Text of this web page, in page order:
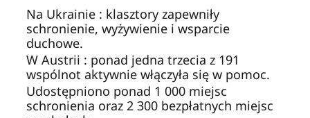
Na Ukrainie : klasztory zapewniły
schronienie, wyżywienie i wsparcie
duchowe.
W Austrii : ponad jedna trzecia z 191
wspólnot aktywnie włączyła się w pomoc.
Udostępniono ponad 1 000 miejsc
schronienia oraz 2 300 bezpłatnych miejsc